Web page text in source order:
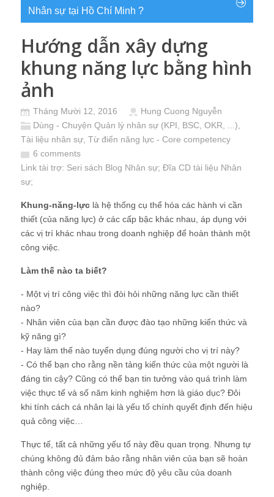
Nhân sự tại Hồ Chí Minh ?
Hướng dẫn xây dựng
khung năng lực bằng hình
ảnh
Tháng Mười 12, 2016
Hung Cuong Nguyễn
Dùng - Chuyện Quản lý nhân sự (KPI, BSC, OKR, ...)
Tài liệu nhân sự Từ điển năng lực - Core competency
6 comments
Link tài trợ: Seri sách Blog Nhân sự; Đĩa CD tài liệu Nhân
sự;
Khung-năng-lực là hệ thống cụ thể hóa các hành vi cần
thiết (của năng lực) ở các cấp bậc khác nhau, áp dụng với
các vị trí khác nhau trong doanh nghiệp để hoàn thành một
công việc.
Làm thế nào ta biết?
- Một vị trí công việc thì đòi hỏi những năng lực cần thiết
nào?
- Nhân viên của bạn cần được đào tạo những kiến thức và
kỹ năng gì?
- Hay làm thế nào tuyển dụng đúng người cho vị trí này?
- Có thể bạn cho rằng nền tảng kiến thức của một người là
đáng tin cậy? Cũng có thể bạn tin tưởng vào quá trình làm
việc thực tế và số năm kinh nghiệm hơn là giáo dục? Đôi
khi tính cách cá nhân lại là yếu tố chính quyết định đến hiệu
quả công việc…
Thực tế, tất cả những yếu tố này đều quan trọng. Nhưng tự
chúng không đủ đảm bảo rằng nhân viên của bạn sẽ hoàn
thành công việc đúng theo mức độ yêu cầu của doanh
nghiệp.